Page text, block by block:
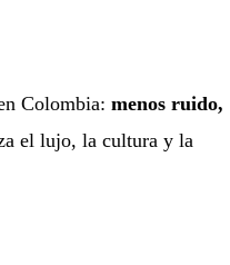
Colombia: menos ruido,
el lujo, la cultura y la